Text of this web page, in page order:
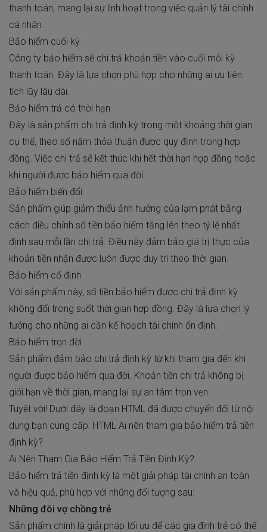
thanh toán, mang lại sự linh hoạt trong việc quản lý tài chính
cá nhân.
Bảo hiểm cuối kỳ
Công ty bảo hiểm sẽ chi trả khoản tiền vào cuối mỗi kỳ
thanh toán. Đây là lựa chọn phù hợp cho những ai ưu tiên
tích lũy lâu dài.
Bảo hiểm trả có thời hạn
Đây là sản phẩm chi trả định kỳ trong một khoảng thời gian
cụ thể, theo số năm thỏa thuận được quy định trong hợp
đồng. Việc chi trả sẽ kết thúc khi hết thời hạn hợp đồng hoặc
khi người được bảo hiểm qua đời.
Bảo hiểm biến đổi
Sản phẩm giúp giảm thiểu ảnh hưởng của lạm phát bằng
cách điều chỉnh số tiền bảo hiểm tăng lên theo tỷ lệ nhất
định sau mỗi lần chi trả. Điều này đảm bảo giá trị thực của
khoản tiền nhận được luôn được duy trì theo thời gian.
Bảo hiểm cố định
Với sản phẩm này, số tiền bảo hiểm được chi trả định kỳ
không đổi trong suốt thời gian hợp đồng. Đây là lựa chọn lý
tưởng cho những ai cần kế hoạch tài chính ổn định.
Bảo hiểm trọn đời
Sản phẩm đảm bảo chi trả định kỳ từ khi tham gia đến khi
người được bảo hiểm qua đời. Khoản tiền chi trả không bị
giới hạn về thời gian, mang lại sự an tâm trọn vẹn.
Tuyệt vời! Dưới đây là đoạn HTML đã được chuyển đổi từ nội
dung bạn cung cấp: HTML Ai nên tham gia bảo hiểm trả tiền
định kỳ?
Ai Nên Tham Gia Bảo Hiểm Trả Tiền Định Kỳ?
Bảo hiểm trả tiền định kỳ là một giải pháp tài chính an toàn
và hiệu quả, phù hợp với những đối tượng sau:
Những đôi vợ chồng trẻ
Sản phẩm chính là giải pháp tối ưu để các gia đình trẻ có thể